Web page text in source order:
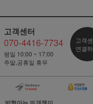
고객센터
070-4416-7734
평일 10:00 ~ 17:00
주말,공휴일 휴무
고객
연결